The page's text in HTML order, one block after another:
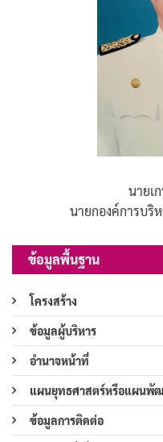
นายเ
นายกองค์การบริ
ข้อมูลพื้นฐาน
โครงสร้าง
ข้อมูลผู้บริหาร
อำนาจหน้าที่
แผนยุทธศาสตร์หรือแผนพั
ข้อมูลการติดต่อ